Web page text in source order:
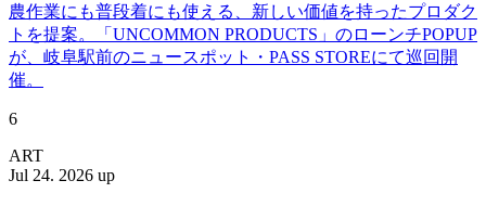
農作業にも普段着にも使える、新しい価値を持ったプロダク
トを提案。「UNCOMMON PRODUCTS」のローンチPOPUP
が、岐阜駅前のニュースポット・PASS STOREにて巡回開
催。
6
ART
Jul 24. 2026 up